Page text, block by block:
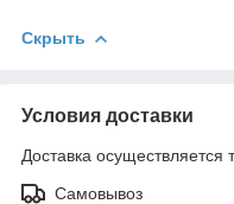
Скрыть
Условия доставки
Доставка осуществляется
Самовывоз